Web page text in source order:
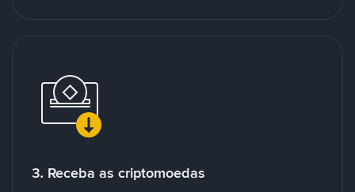
3. Receba as criptomoedas